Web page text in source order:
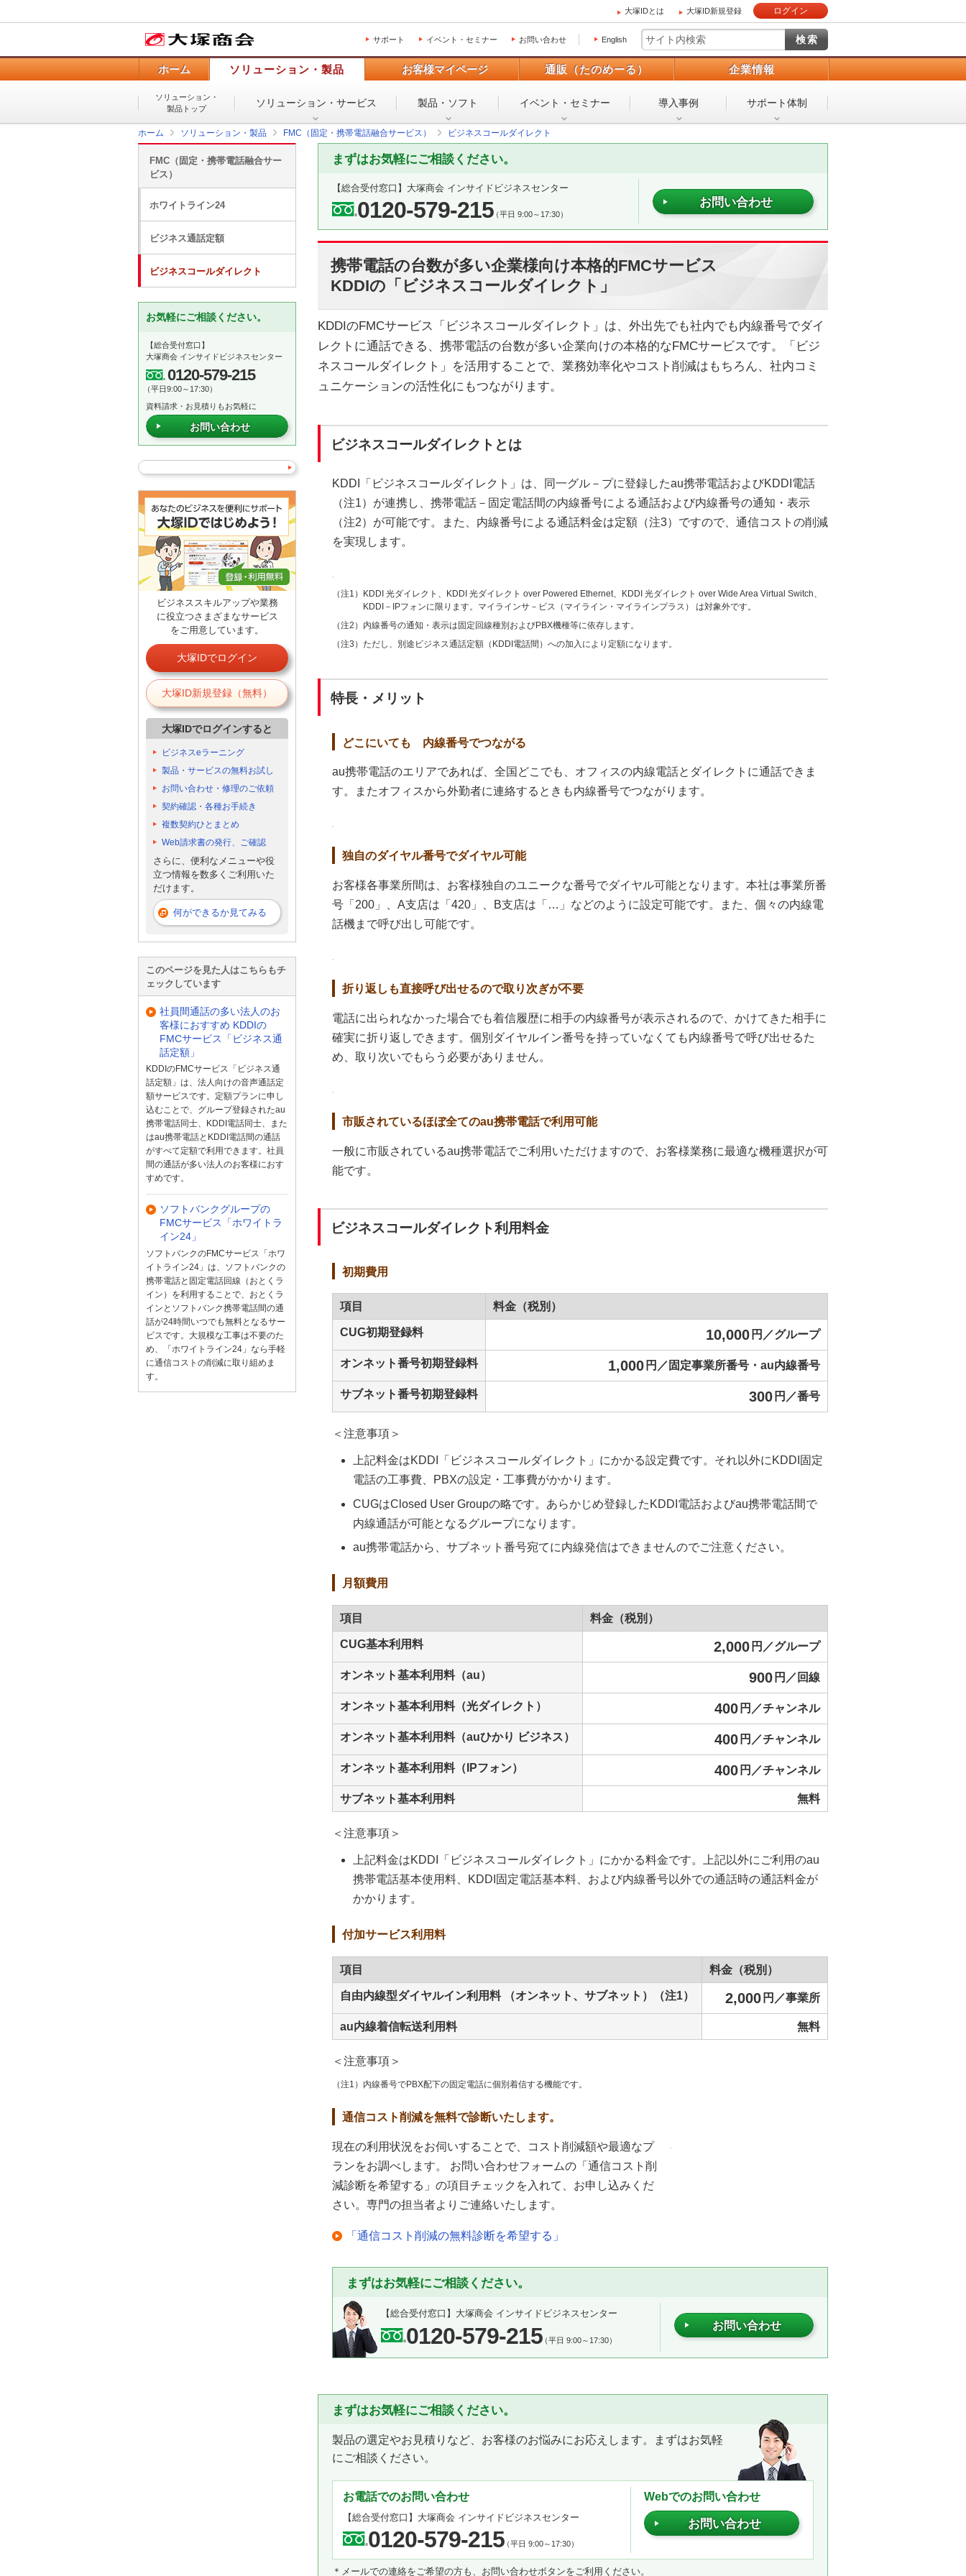
大塚IDとは 大塚ID新規登録 ログイン
サポート イベント・セミナー お問い合わせ English
ホーム ソリューション・製品 お客様マイページ 通販（たのめーる） 企業情報
ソリューション・
製品トップ
ソリューション・ サービス 製品・ソフト イベント・ セミナー 導入事例 サポート体制
ホーム ソリューション・製品 FMC（固定・携帯電話融合サービス） ビジネスコールダイレクト
まずはお気軽にご相談ください。
【総合受付窓口】 大塚商会 インサイドビジネスセンター
0120-579-215（平日 9:00～17:30）
お問い合わせ
携帯電話の台数が多い企業様向け本格的FMCサービス
KDDIの「ビジネスコールダイレクト」
KDDIのFMCサービス「ビジネスコールダイレクト」は、外出先でも社内でも内線番号でダイ
レクトに通話できる、携帯電話の台数が多い企業向けの本格的なFMCサービスです。「ビジ
ネスコールダイレクト」を活用することで、業務効率化やコスト削減はもちろん、社内コミ
ュニケーションの活性化にもつながります。
ビジネスコールダイレクトとは
KDDI「ビジネスコールダイレクト」は、同一グル－プに登録したau携帯電話およびKDDI電話
（注1）が連携し、携帯電話－固定電話間の内線番号による通話および内線番号の通知・表示
（注2）が可能です。また、内線番号による通話料金は定額（注3）ですので、通信コストの削減
を実現します。
（注1）KDDI 光ダイレクト、KDDI 光ダイレクト over Powered Ethernet、KDDI 光ダイレクト over Wide Area Virtual Switch、
KDDI－IPフォンに限ります。マイラインサ－ビス（マイライン・マイラインプラス） は対象外です。
（注2）内線番号の通知・表示は固定回線種別およびPBX機種等に依存します。
（注3）ただし、別途ビジネス通話定額（KDDI電話間）への加入により定額になります。
特長・メリット
どこにいても 内線番号でつながる
au携帯電話のエリアであれば、全国どこでも、オフィスの内線電話とダイレクトに通話できま
す。またオフィスから外勤者に連絡するときも内線番号でつながります。
独自のダイヤル番号でダイヤル可能
お客様各事業所間は、お客様独自のユニークな番号でダイヤル可能となります。本社は事業所番
号「200」、A支店は「420」、B支店は「…」などのように設定可能です。また、個々の内線電
話機まで呼び出し可能です。
折り返しも直接呼び出せるので取り次ぎが不要
電話に出られなかった場合でも着信履歴に相手の内線番号が表示されるので、かけてきた相手に
確実に折り返しできます。個別ダイヤルイン番号を持っていなくても内線番号で呼び出せるた
め、取り次いでもらう必要がありません。
市販されているほぼ全てのau携帯電話で利用可能
一般に市販されているau携帯電話でご利用いただけますので、お客様業務に最適な機種選択が可
能です。
ビジネスコールダイレクト利用料金
初期費用
項目 料金（税別）
CUG初期登録料 10,000 円／グループ
オンネット番号初期登録料 1,000 円／固定事業所番号・au内線番号
サブネット番号初期登録料 300 円／番号
＜注意事項＞
上記料金はKDDI「ビジネスコールダイレクト」にかかる設定費です。それ以外にKDDI固定
電話の工事費、PBXの設定・工事費がかかります。
CUGはClosed User Groupの略です。あらかじめ登録したKDDI電話およびau携帯電話間で
内線通話が可能となるグループになります。
au携帯電話から、サブネット番号宛てに内線発信はできませんのでご注意ください。
月額費用
項目 料金（税別）
CUG基本利用料 2,000 円／グループ
オンネット基本利用料（au） 900 円／回線
オンネット基本利用料（光ダイレクト） 400 円／チャンネル
オンネット基本利用料（auひかり ビジネス） 400 円／チャンネル
オンネット基本利用料（IPフォン） 400 円／チャンネル
サブネット基本利用料 無料
＜注意事項＞
上記料金はKDDI「ビジネスコールダイレクト」にかかる料金です。上記以外にご利用のau
携帯電話基本使用料、KDDI固定電話基本料、および内線番号以外での通話時の通話料金が
かかります。
付加サービス利用料
項目 料金（税別）
自由内線型ダイヤルイン利用料 （オンネット、サブネット）（注1） 2,000 円／事業所
au内線着信転送利用料 無料
＜注意事項＞
（注1）内線番号でPBX配下の固定電話に個別着信する機能です。
通信コスト削減を無料で診断いたします。
現在の利用状況をお伺いすることで、コスト削減額や最適なプ
ランをお調べします。 お問い合わせフォームの「通信コスト削
減診断を希望する」の項目チェックを入れて、お申し込みくだ
さい。専門の担当者よりご連絡いたします。
「通信コスト削減の無料診断を希望する」
まずはお気軽にご相談ください。
【総合受付窓口】 大塚商会 インサイドビジネスセンター
0120-579-215（平日 9:00～17:30）
お問い合わせ
まずはお気軽にご相談ください。
製品の選定やお見積りなど、お客様のお悩みにお応えします。まずはお気軽
にご相談ください。
お電話でのお問い合わせ
【総合受付窓口】 大塚商会 インサイドビジネスセンター
0120-579-215（平日 9:00～17:30）
Webでのお問い合わせ
お問い合わせ
＊メールでの連絡をご希望の方も、お問い合わせボタンをご利用ください。
FMC（固定・携帯電話融合サー
ビス）
ホワイトライン24
ビジネス通話定額
ビジネスコールダイレクト
お気軽にご相談ください。
【総合受付窓口】
大塚商会 インサイドビジネスセンター
0120-579-215
（平日9:00～17:30）
資料請求・お見積りもお気軽に
お問い合わせ
ビジネススキルアップや業務
に役立つさまざまなサービス
をご用意しています。
大塚IDでログイン
大塚ID新規登録（無料）
大塚IDでログインすると
ビジネスeラーニング
製品・サービスの無料お試し
お問い合わせ・修理のご依頼
契約確認・各種お手続き
複数契約ひとまとめ
Web請求書の発行、ご確認
さらに、便利なメニューや役
立つ情報を数多くご利用いた
だけます。
何ができるか見てみる
このページを見た人はこちらもチ
ェックしています
社員間通話の多い法人のお
客様におすすめ KDDIの
FMCサービス「ビジネス通
話定額」
KDDIのFMCサービス「ビジネス通
話定額」は、法人向けの音声通話定
額サービスです。定額プランに申し
込むことで、グループ登録されたau
携帯電話同士、KDDI電話同士、また
はau携帯電話とKDDI電話間の通話
がすべて定額で利用できます。社員
間の通話が多い法人のお客様におす
すめです。
ソフトバンクグループの
FMCサービス「ホワイトラ
イン24」
ソフトバンクのFMCサービス「ホワ
イトライン24」は、ソフトバンクの
携帯電話と固定電話回線（おとくラ
イン）を利用することで、おとくラ
インとソフトバンク携帯電話間の通
話が24時間いつでも無料となるサー
ビスです。大規模な工事は不要のた
め、「ホワイトライン24」なら手軽
に通信コストの削減に取り組めま
す。